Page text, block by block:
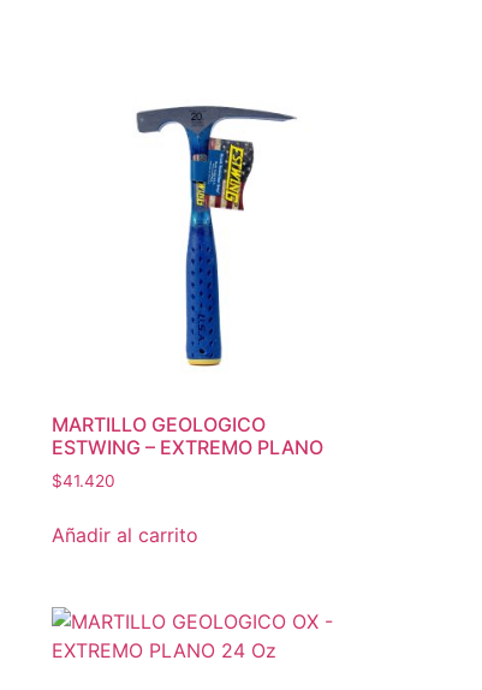
MARTILLO GEOLOGICO
ESTWING – EXTREMO PLANO
$41.420
Añadir al carrito